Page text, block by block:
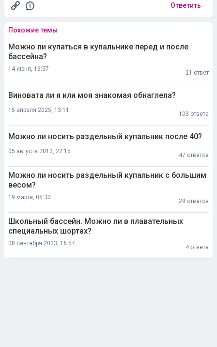
Ответить
Похожие темы
Можно ли купаться в купальнике перед и после
бассейна?
14 июня, 16:57
21 ответ
Виновата ли я или моя знакомая обнаглела?
15 апреля 2025, 13:11
103 ответа
Можно ли носить раздельный купальник после 40?
05 августа 2013, 22:15
47 ответов
Можно ли носить раздельный купальник с большим
весом?
19 марта, 05:33
29 ответов
Школьный бассейн. Можно ли в плавательных
специальных шортах?
08 сентября 2023, 16:57
4 ответа